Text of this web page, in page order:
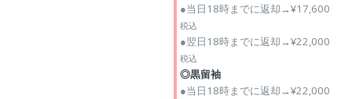
●当日18時までに返却→¥17,600
税込
●翌日18時までに返却→¥22,000
税込
◎黒留袖
●当日18時までに返却→¥22,000